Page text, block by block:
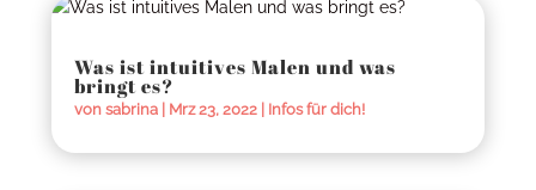
Was ist intuitives Malen und was
bringt es?
von sabrina| Mrz 23, 2022| Infos für dich!